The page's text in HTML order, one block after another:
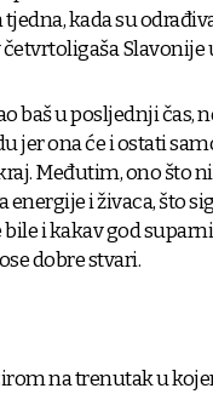
kada su
Slavonije
baš u posljednji čas,
jer ona će i ostati
Međutim, ono što
i živaca, što
i kakav god
dobre stvari.
na trenutak u